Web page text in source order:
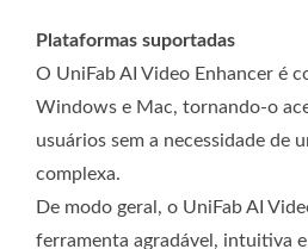
Plataformas suportadas
O UniFab AI Video Enhancer é
Windows e Mac, tornando-o
usuários sem a necessidade de
complexa.
De modo geral, o UniFab AI
ferramenta agradável, intuitiva e